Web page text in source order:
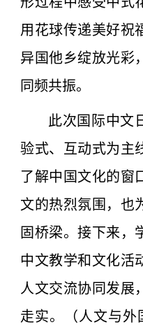
用花球传递美好祝
异国他乡绽放光彩
同频共振。
此次国际中文
验式、互动式为主
了解中国文化的窗
文的热烈氛围，也
固桥梁。接下来，
中文教学和文化活
人文交流协同发展
走实。（人文与外